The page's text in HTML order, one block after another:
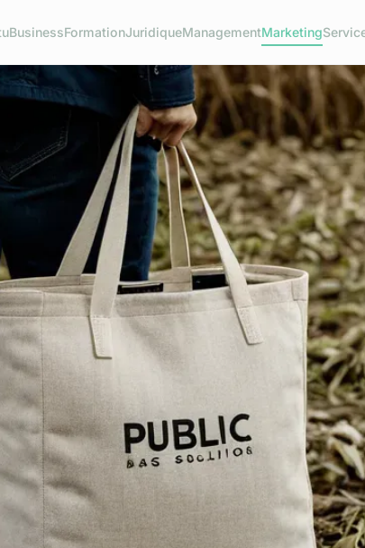
BusinessFormationJuridiqueManagementMarketing